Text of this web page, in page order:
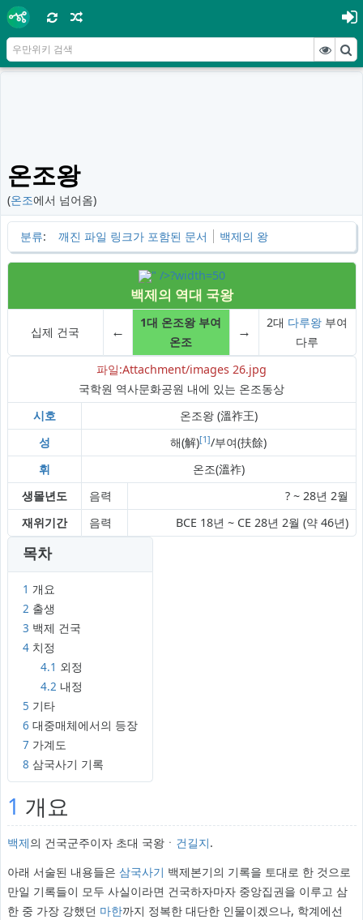
온조왕
(온조에서 넘어옴)
분류: 깨진 파일 링크가 포함된 문서 백제의 왕
" />?width=50
백제의 역대 국왕
십제 건국 ←
1대 온조왕 부여
온조
→ 2대 다루왕 부여
다루
파일:Attachment/images 26.jpg
국학원 역사문화공원 내에 있는 온조동상
시호
온조왕 (溫祚王)
성
해(解)[1]/부여(扶餘)
휘
온조(溫祚)
생몰년도
음력
? ~ 28년 2월
재위기간
음력 BCE 18년 ~ CE 28년 2월 (약 46년)
목차
1 개요
2 출생
3 백제 건국
4 치정
4.1 외정
4.2 내정
5 기타
6 대중매체에서의 등장
7 가계도
8 삼국사기 기록
1 개요
백제의 건국군주이자 초대 국왕ㆍ 건길지.
아래 서술된 내용들은 삼국사기 백제본기의 기록을 토대로 한 것으로
만일 기록들이 모두 사실이라면 건국하자마자 중앙집권을 이루고 삼
한 중 가장 강했던 마한까지 정복한 대단한 인물이겠으나, 학계에선